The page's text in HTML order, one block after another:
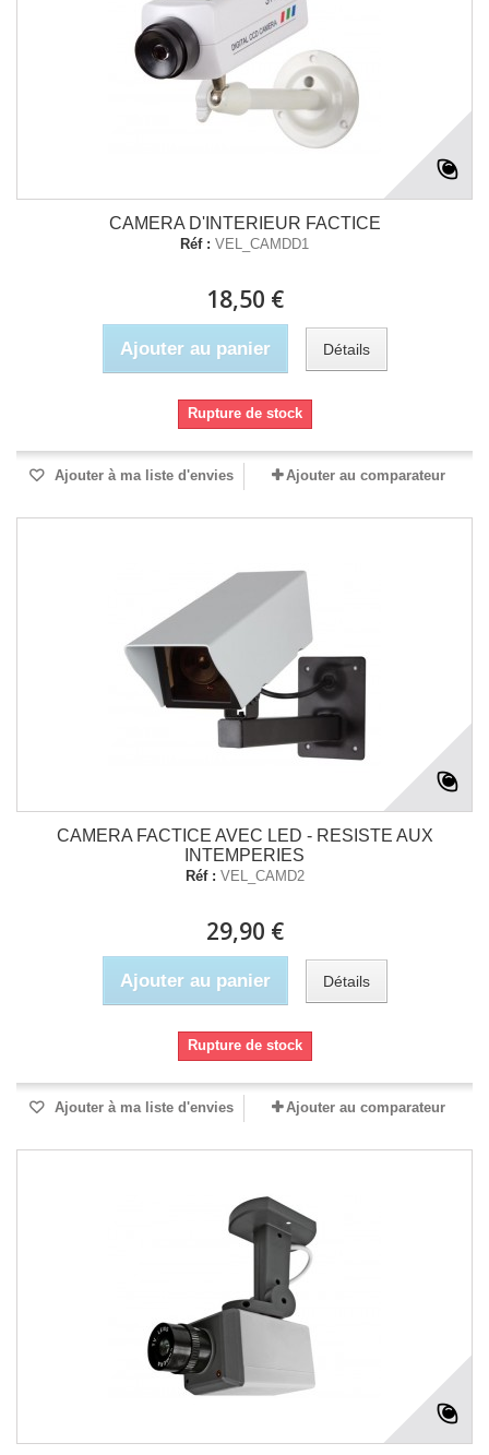
CAMERA D'INTERIEUR FACTICE
Réf : VEL_CAMDD1
18,50 €
Ajouter au panier Détails
Rupture de stock
Ajouter à ma liste d'envies Ajouter au comparateur
CAMERA FACTICE AVEC LED - RESISTE AUX
INTEMPERIES
Réf : VEL_CAMD2
29,90 €
Ajouter au panier Détails
Rupture de stock
Ajouter à ma liste d'envies Ajouter au comparateur